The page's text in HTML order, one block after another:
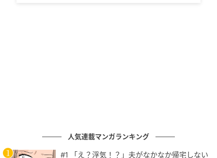
人気連載マンガランキング
#1 「え？浮気！？」夫がなかなか帰宅しない